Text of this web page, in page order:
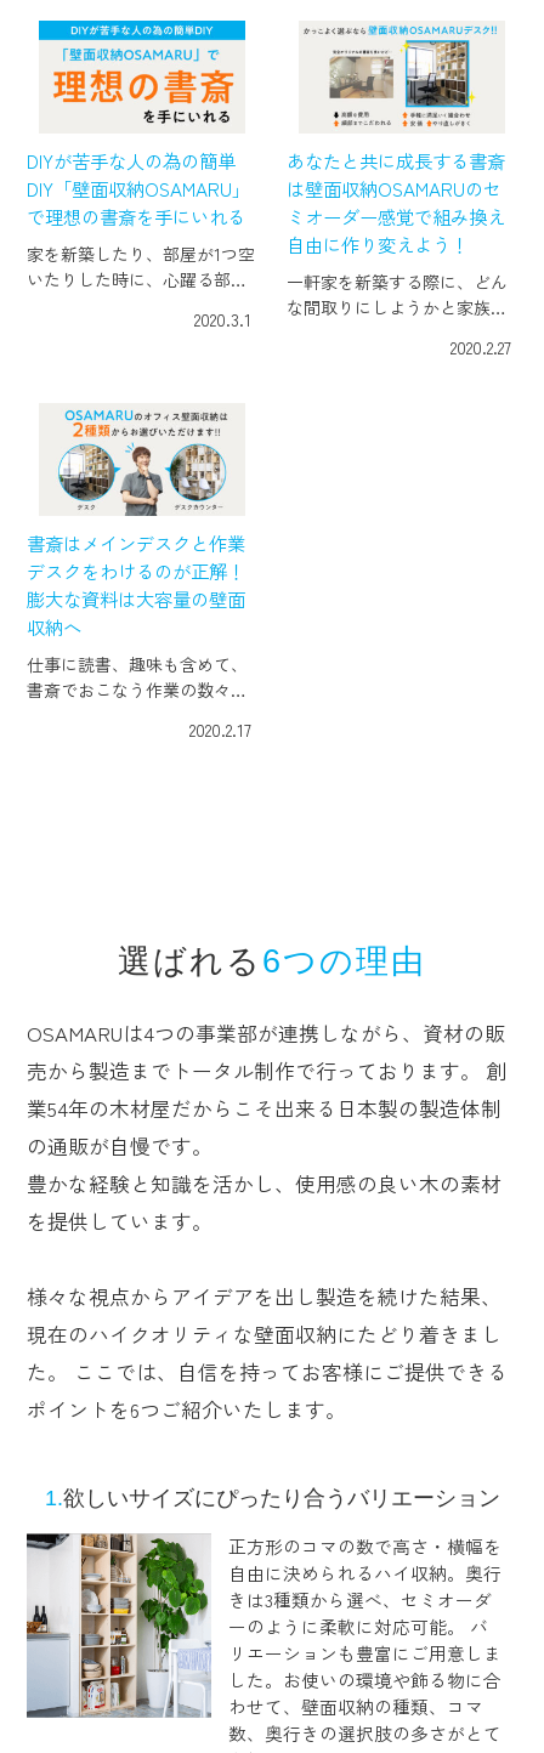
と書斎づくりは無理だと思わ
れがちです。 しかし、四畳半
ほどの小さな空間 […]
しますが、書斎だけは違いま
す。 自分の使い勝手を納得い
くまで追求でき […]
DIYが苦手な人の為の簡単
DIY「壁面収納OSAMARU」
で理想の書斎を手にいれる
家を新築したり、部屋が1つ空
いたりした時に、心躍る部屋
っ先に思いつくのは男性の方
かに学問を学ぶ部屋」という
意味の「斎」か […]
2020.3.1
あなたと共に成長する書斎
は壁面収納OSAMARUのセ
ミオーダー感覚で組み換え
自由に作り変えよう！
一軒家を新築する際に、どん
な間取りにしようかと家族で
考えるのが「書斎」。 男のロ
2020.2.27
書斎はメインデスクと作業
デスクをわけるのが正解！
膨大な資料は大容量の壁面
収納へ
仕事に読書、趣味も含めて、
書斎でおこなう作業の数々の
欠。最も重要な部分だからこ
2020.2.17
選ばれる 6つの理由
OSAMARUは4つの事業部が連携しながら、資材の販
売から製造までトータル制作で行っております。 創
業54年の木材屋だからこそ出来る日本製の製造体制
の通販が自慢です。
豊かな経験と知識を活かし、使用感の良い木の素材
を提供しています。
様々な視点からアイデアを出し製造を続けた結果、
現在のハイクオリティな壁面収納にたどり着きまし
た。 ここでは、自信を持ってお客様にご提供できる
ポイントを6つご紹介いたします。
1.欲しいサイズにぴったり合うバリエーション
正方形のコマの数で高さ・横幅を
自由に決められるハイ収納。奥行
きは3種類から選べ、セミオーダ
ーのように柔軟に対応可能。 バ
リエーションも豊富にご用意しま
した。お使いの環境や飾る物に合
わせて、壁面収納の種類、コマ
数、奥行きの選択肢の多さがとて